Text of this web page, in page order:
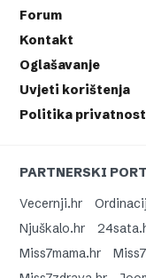
Forum
Kontakt
Oglašavanje
Uvjeti korištenja
Politika
PARTNERSKI
Vecernji.hr
Njuškalo.hr
Miss7mama.hr